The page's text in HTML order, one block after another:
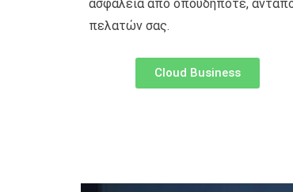
ασφάλεια από οπουδήποτε,
πελατών σας.
Cloud Business